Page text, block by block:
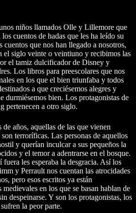
niños llamados Olle y Lillemore que
cuentos de hadas que les ha leído su
cuentos que nos han llegado a nosotros,
el siglo veinte o veintiuno y recibimos las
el tamiz dulcificador de Disney y
Los libros para preescolares que nos
en los que el bien triunfaba y todos
a que creciésemos alegres y
durmiésemos bien. Los protagonistas de
pertenecen a otro siglo.
años, aquellas de las que vienen
terroríficas. Las personas de aquellos
y querían inculcar a sus pequeños la
y el temor a adentrarse en el bosque.
les esperaba la desgracia. Así los
y Perrault nos cuentan las atrocidades
pero esos escritos ya están
en los que se basan hablan de
despeinarse. Y son los protagonistas, los
la peor parte.